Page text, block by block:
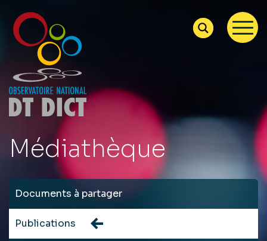
Médiathèque
Documents à partager
Publications